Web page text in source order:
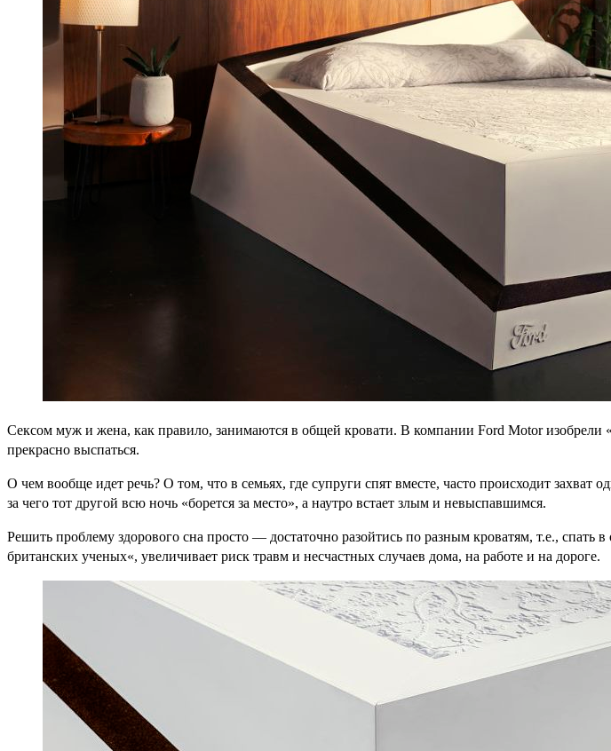
Сексом муж и жена, как правило, занимаются в общей кровати. В компании Ford Motor изобрели
прекрасно выспаться.
О чем вообще идет речь? О том, что в семьях, где супруги спят вместе, часто происходит захват
за чего тот другой всю ночь «борется за место», а наутро встает злым и невыспавшимся.
Решить проблему здорового сна просто — достаточно разойтись по разным кроватям, т.е.,
британских ученых«, увеличивает риск травм и несчастных случаев дома, на работе и на дороге.